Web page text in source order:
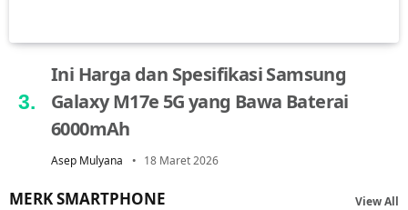
Ini Harga dan Spesifikasi Samsung
Galaxy M17e 5G yang Bawa Baterai
6000mAh
Asep Mulyana 18 Maret 2026
MERK SMARTPHONE View All